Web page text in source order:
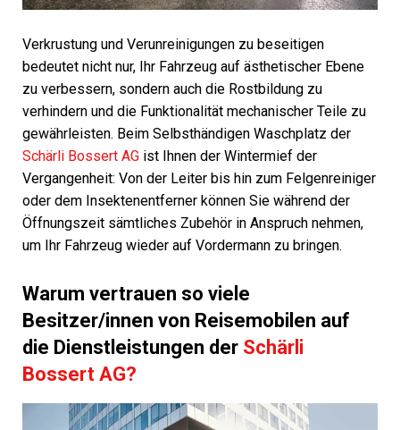
Verkrustung und Verunreinigungen zu beseitigen
bedeutet nicht nur, Ihr Fahrzeug auf ästhetischer Ebene
zu verbessern, sondern auch die Rostbildung zu
verhindern und die Funktionalität mechanischer Teile zu
gewährleisten. Beim Selbsthändigen Waschplatz der
Schärli Bossert AG ist Ihnen der Wintermief der
Vergangenheit: Von der Leiter bis hin zum Felgenreiniger
oder dem Insektenentferner können Sie während der
Öffnungszeit sämtliches Zubehör in Anspruch nehmen,
um Ihr Fahrzeug wieder auf Vordermann zu bringen.
Warum vertrauen so viele
Besitzer/innen von Reisemobilen auf
die Dienstleistungen der Schärli
Bossert AG?